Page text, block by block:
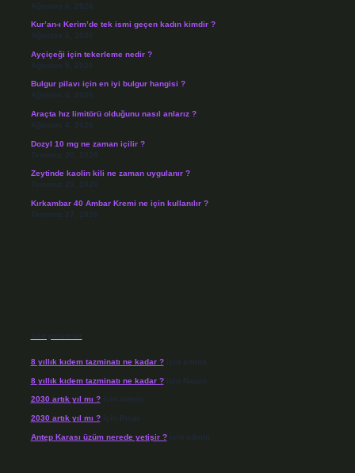
Ağustos 6, 2026
Kur’an-ı Kerim’de tek ismi geçen kadın kimdir ?
Ağustos 6, 2026
Ayçiçeği için tekerleme nedir ?
Ağustos 5, 2026
Bulgur pilavı için en iyi bulgur hangisi ?
Ağustos 4, 2026
Araçta hız limitörü olduğunu nasıl anlarız ?
Ağustos 4, 2026
Dozyl 10 mg ne zaman içilir ?
Temmuz 30, 2026
Zeytinde kaolin kili ne zaman uygulanır ?
Temmuz 29, 2026
Kırkambar 40 Ambar Kremi ne için kullanılır ?
Temmuz 27, 2026
Son yorumlar
8 yıllık kıdem tazminatı ne kadar ?için admin
8 yıllık kıdem tazminatı ne kadar ?için Nazan
2030 artık yıl mı ?için admin
2030 artık yıl mı ?için Pınar
Antep Karası üzüm nerede yetişir ?için admin